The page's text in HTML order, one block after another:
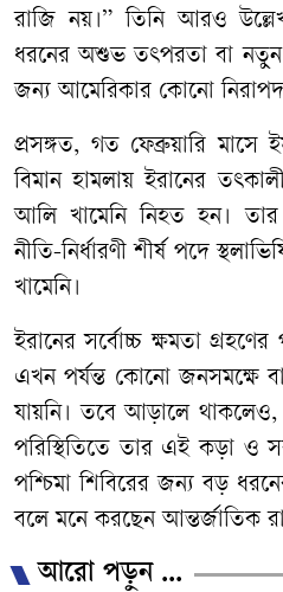
রাজি নয়।” তিনি আরও
ধরনের অশুভ তৎপরতা বা নতুন
জন্য আমেরিকার কোনো নিরাপদ
​প্রসঙ্গত, গত ফেব্রুয়ারি মাসে
বিমান হামলায় ইরানের
আলি খামেনি নিহত হন।
নীতি-নির্ধারণী শীর্ষ পদে
খামেনি।
ইরানের সর্বোচ্চ ক্ষমতা
এখন পর্যন্ত কোনো জনসমক্ষে
যায়নি। তবে আড়ালে
পরিস্থিতিতে তার এই কড়া ও
পশ্চিমা শিবিরের জন্য বড়
বলে মনে করছেন আন্তর্জাতিক
আরো পড়ুন ...